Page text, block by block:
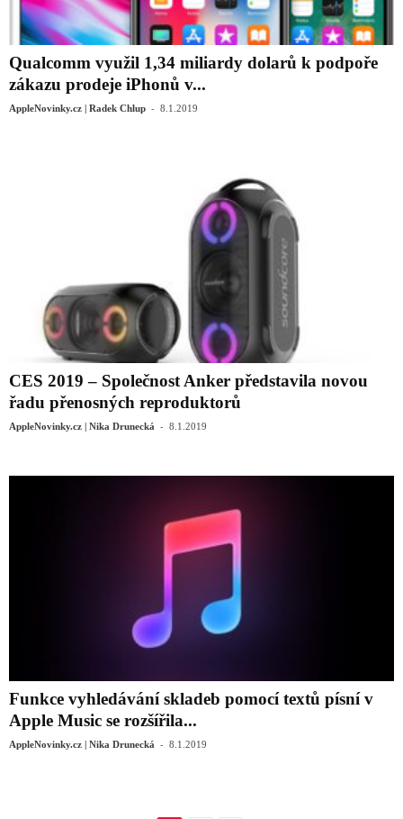
Qualcomm využil 1,34 miliardy dolarů k podpoře
zákazu prodeje iPhonů v...
AppleNovinky.cz | Radek Chlup - 8.1.2019
CES 2019 – Společnost Anker představila novou
řadu přenosných reproduktorů
AppleNovinky.cz | Nika Drunecká - 8.1.2019
Funkce vyhledávání skladeb pomocí textů písní v
Apple Music se rozšířila...
AppleNovinky.cz | Nika Drunecká - 8.1.2019